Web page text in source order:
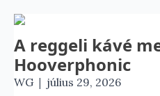
A reggeli kávé
Hooverphonic
WG | július 29, 2026